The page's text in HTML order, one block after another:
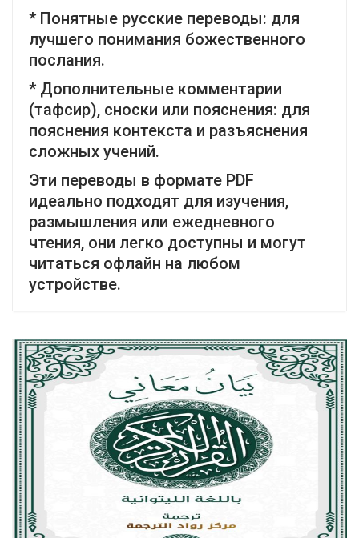
* Понятные русские переводы: для
лучшего понимания божественного
послания.
* Дополнительные комментарии
(тафсир), сноски или пояснения: для
пояснения контекста и разъяснения
сложных учений.
Эти переводы в формате PDF
идеально подходят для изучения,
размышления или ежедневного
чтения, они легко доступны и могут
читаться офлайн на любом
устройстве.